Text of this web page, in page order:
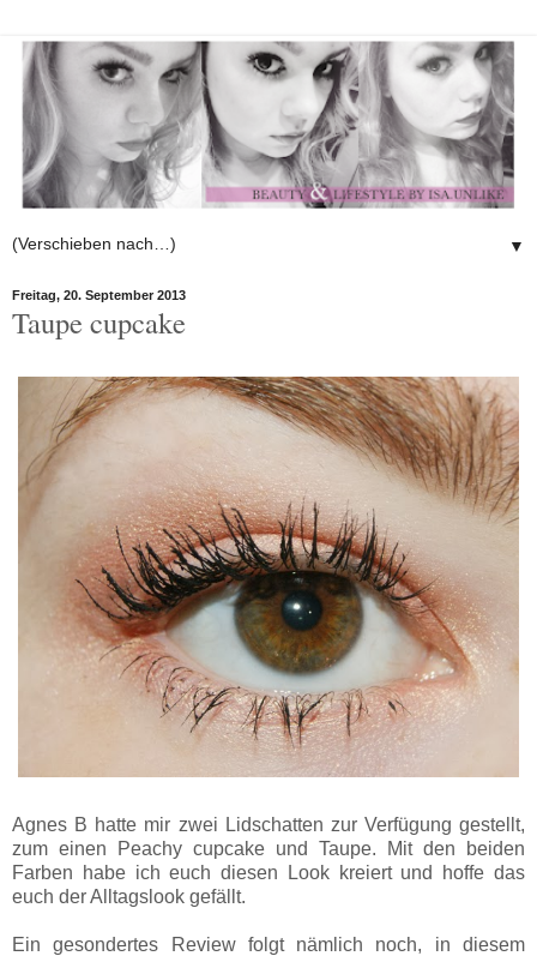
▼
Freitag, 20. September 2013
Taupe cupcake
Agnes B hatte mir zwei Lidschatten zur Verfügung gestellt,
zum einen Peachy cupcake und Taupe. Mit den beiden
Farben habe ich euch diesen Look kreiert und hoffe das
euch der Alltagslook gefällt.
Ein gesondertes Review folgt nämlich noch, in diesem